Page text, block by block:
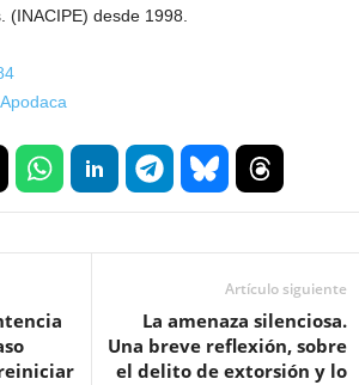
(INACIPE) desde 1998.
Artículo siguiente
La amenaza silenciosa.
Una breve reflexión, sobre
el delito de extorsión y lo